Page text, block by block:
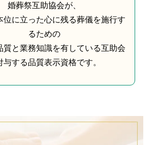
婚葬祭互助協会が、
位に立った心に残る葬儀を施行す
るための
質と業務知識を有している互助会
与する品質表示資格です。